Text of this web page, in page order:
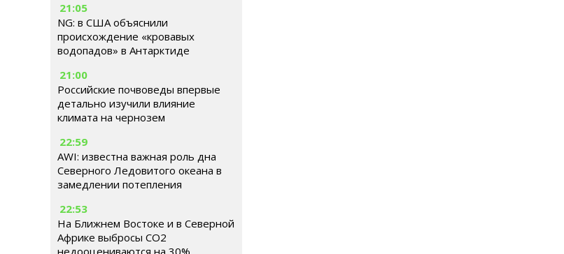
21:05
NG: в США объяснили
происхождение «кровавых
водопадов» в Антарктиде
21:00
Российские почвоведы впервые
детально изучили влияние
климата на чернозем
22:59
AWI: известна важная роль дна
Северного Ледовитого океана в
замедлении потепления
22:53
На Ближнем Востоке и в Северной
Африке выбросы CO2
недооцениваются на 30%